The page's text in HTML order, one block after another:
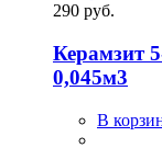
290 руб.
Керамзит
0,045м3
В